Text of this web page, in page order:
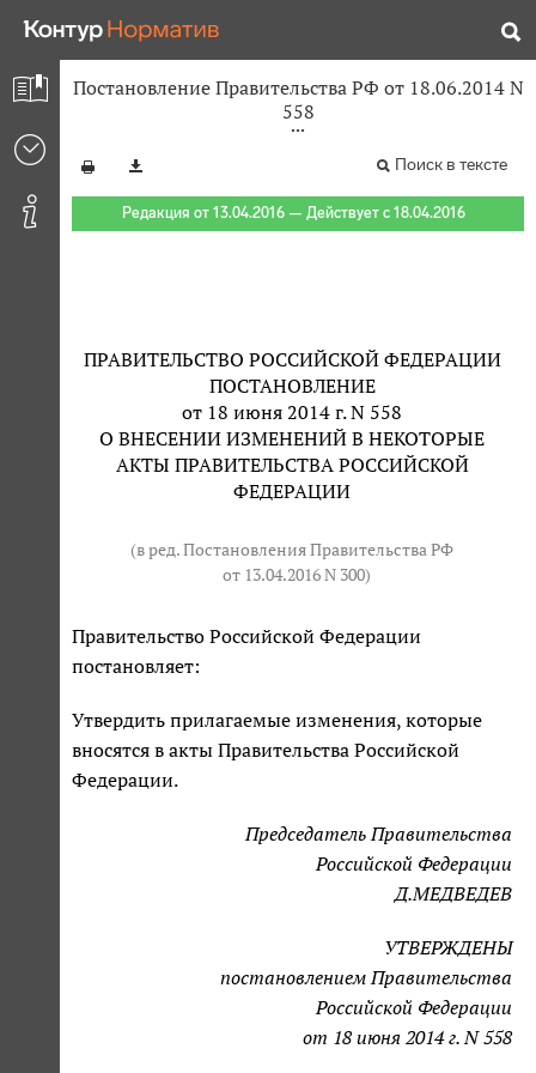
Постановление Правительства РФ от 18.06.2014 N
558
Поиск в тексте
Редакция от 13.04.2016 — Действует с 18.04.2016
ПРАВИТЕЛЬСТВО РОССИЙСКОЙ ФЕДЕРАЦИИ
ПОСТАНОВЛЕНИЕ
от 18 июня 2014 г. N 558
О ВНЕСЕНИИ ИЗМЕНЕНИЙ В НЕКОТОРЫЕ
АКТЫ ПРАВИТЕЛЬСТВА РОССИЙСКОЙ
ФЕДЕРАЦИИ
(в ред. Постановления Правительства РФ
от 13.04.2016 N 300)
Правительство Российской Федерации
постановляет:
Утвердить прилагаемые изменения, которые
вносятся в акты Правительства Российской
Федерации.
Председатель Правительства
Российской Федерации
Д.МЕДВЕДЕВ
УТВЕРЖДЕНЫ
постановлением Правительства
Российской Федерации
от 18 июня 2014 г. N 558